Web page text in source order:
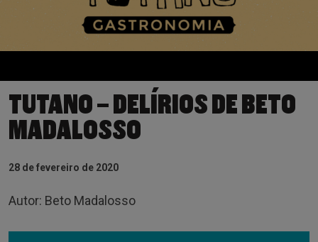
TUTANO – DELÍRIOS DE BETO
MADALOSSO
28 de fevereiro de 2020
Autor: Beto Madalosso